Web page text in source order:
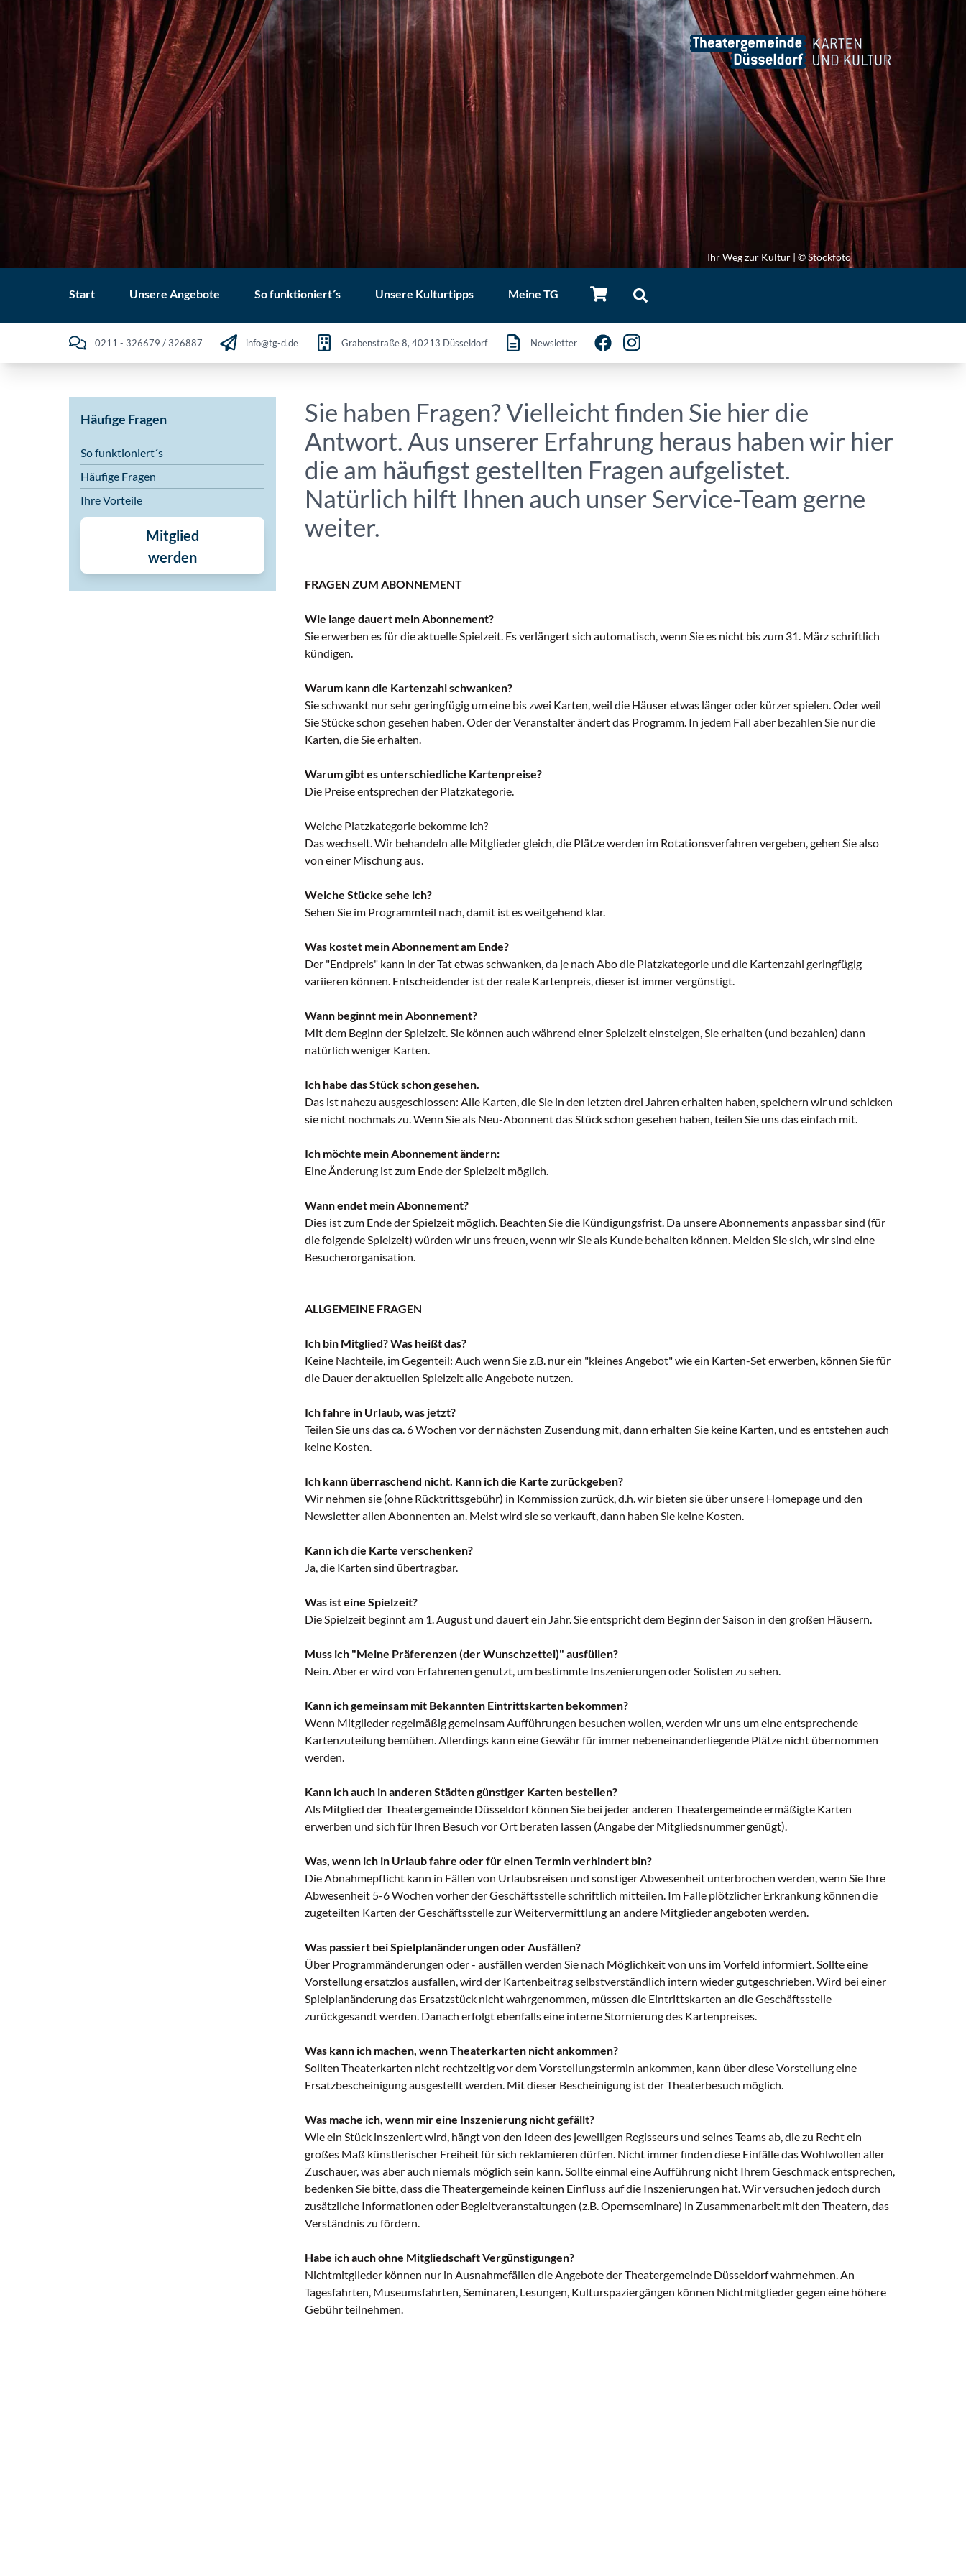
Ihr Weg zur Kultur | © Stockfoto
Start Unsere Angebote So funktioniert´s Unsere Kulturtipps Meine TG
0211 - 326679 / 326887 info@tg-d.de Grabenstraße 8, 40213 Düsseldorf Newsletter
Häufige Fragen
So funktioniert´s
Häufige Fragen
Ihre Vorteile
Mitglied
werden
Sie haben Fragen? Vielleicht finden Sie hier die
Antwort. Aus unserer Erfahrung heraus haben wir hier
die am häufigst gestellten Fragen aufgelistet.
Natürlich hilft Ihnen auch unser Service-Team gerne
weiter.
FRAGEN ZUM ABONNEMENT
Wie lange dauert mein Abonnement?
Sie erwerben es für die aktuelle Spielzeit. Es verlängert sich automatisch, wenn Sie es nicht bis zum 31. März schriftlich
kündigen.
Warum kann die Kartenzahl schwanken?
Sie schwankt nur sehr geringfügig um eine bis zwei Karten, weil die Häuser etwas länger oder kürzer spielen. Oder weil
Sie Stücke schon gesehen haben. Oder der Veranstalter ändert das Programm. In jedem Fall aber bezahlen Sie nur die
Karten, die Sie erhalten.
Warum gibt es unterschiedliche Kartenpreise?
Die Preise entsprechen der Platzkategorie.
Welche Platzkategorie bekomme ich?
Das wechselt. Wir behandeln alle Mitglieder gleich, die Plätze werden im Rotationsverfahren vergeben, gehen Sie also
von einer Mischung aus.
Welche Stücke sehe ich?
Sehen Sie im Programmteil nach, damit ist es weitgehend klar.
Was kostet mein Abonnement am Ende?
Der "Endpreis" kann in der Tat etwas schwanken, da je nach Abo die Platzkategorie und die Kartenzahl geringfügig
variieren können. Entscheidender ist der reale Kartenpreis, dieser ist immer vergünstigt.
Wann beginnt mein Abonnement?
Mit dem Beginn der Spielzeit. Sie können auch während einer Spielzeit einsteigen, Sie erhalten (und bezahlen) dann
natürlich weniger Karten.
Ich habe das Stück schon gesehen.
Das ist nahezu ausgeschlossen: Alle Karten, die Sie in den letzten drei Jahren erhalten haben, speichern wir und schicken
sie nicht nochmals zu. Wenn Sie als Neu-Abonnent das Stück schon gesehen haben, teilen Sie uns das einfach mit.
Ich möchte mein Abonnement ändern:
Eine Änderung ist zum Ende der Spielzeit möglich.
Wann endet mein Abonnement?
Dies ist zum Ende der Spielzeit möglich. Beachten Sie die Kündigungsfrist. Da unsere Abonnements anpassbar sind (für
die folgende Spielzeit) würden wir uns freuen, wenn wir Sie als Kunde behalten können. Melden Sie sich, wir sind eine
Besucherorganisation.
ALLGEMEINE FRAGEN
Ich bin Mitglied? Was heißt das?
Keine Nachteile, im Gegenteil: Auch wenn Sie z.B. nur ein "kleines Angebot" wie ein Karten-Set erwerben, können Sie für
die Dauer der aktuellen Spielzeit alle Angebote nutzen.
Ich fahre in Urlaub, was jetzt?
Teilen Sie uns das ca. 6 Wochen vor der nächsten Zusendung mit, dann erhalten Sie keine Karten, und es entstehen auch
keine Kosten.
Ich kann überraschend nicht. Kann ich die Karte zurückgeben?
Wir nehmen sie (ohne Rücktrittsgebühr) in Kommission zurück, d.h. wir bieten sie über unsere Homepage und den
Newsletter allen Abonnenten an. Meist wird sie so verkauft, dann haben Sie keine Kosten.
Kann ich die Karte verschenken?
Ja, die Karten sind übertragbar.
Was ist eine Spielzeit?
Die Spielzeit beginnt am 1. August und dauert ein Jahr. Sie entspricht dem Beginn der Saison in den großen Häusern.
Muss ich "Meine Präferenzen (der Wunschzettel)" ausfüllen?
Nein. Aber er wird von Erfahrenen genutzt, um bestimmte Inszenierungen oder Solisten zu sehen.
Kann ich gemeinsam mit Bekannten Eintrittskarten bekommen?
Wenn Mitglieder regelmäßig gemeinsam Aufführungen besuchen wollen, werden wir uns um eine entsprechende
Kartenzuteilung bemühen. Allerdings kann eine Gewähr für immer nebeneinanderliegende Plätze nicht übernommen
werden.
Kann ich auch in anderen Städten günstiger Karten bestellen?
Als Mitglied der Theatergemeinde Düsseldorf können Sie bei jeder anderen Theatergemeinde ermäßigte Karten
erwerben und sich für Ihren Besuch vor Ort beraten lassen (Angabe der Mitgliedsnummer genügt).
Was, wenn ich in Urlaub fahre oder für einen Termin verhindert bin?
Die Abnahmepflicht kann in Fällen von Urlaubsreisen und sonstiger Abwesenheit unterbrochen werden, wenn Sie Ihre
Abwesenheit 5-6 Wochen vorher der Geschäftsstelle schriftlich mitteilen. Im Falle plötzlicher Erkrankung können die
zugeteilten Karten der Geschäftsstelle zur Weitervermittlung an andere Mitglieder angeboten werden.
Was passiert bei Spielplanänderungen oder Ausfällen?
Über Programmänderungen oder - ausfällen werden Sie nach Möglichkeit von uns im Vorfeld informiert. Sollte eine
Vorstellung ersatzlos ausfallen, wird der Kartenbeitrag selbstverständlich intern wieder gutgeschrieben. Wird bei einer
Spielplanänderung das Ersatzstück nicht wahrgenommen, müssen die Eintrittskarten an die Geschäftsstelle
zurückgesandt werden. Danach erfolgt ebenfalls eine interne Stornierung des Kartenpreises.
Was kann ich machen, wenn Theaterkarten nicht ankommen?
Sollten Theaterkarten nicht rechtzeitig vor dem Vorstellungstermin ankommen, kann über diese Vorstellung eine
Ersatzbescheinigung ausgestellt werden. Mit dieser Bescheinigung ist der Theaterbesuch möglich.
Was mache ich, wenn mir eine Inszenierung nicht gefällt?
Wie ein Stück inszeniert wird, hängt von den Ideen des jeweiligen Regisseurs und seines Teams ab, die zu Recht ein
großes Maß künstlerischer Freiheit für sich reklamieren dürfen. Nicht immer finden diese Einfälle das Wohlwollen aller
Zuschauer, was aber auch niemals möglich sein kann. Sollte einmal eine Aufführung nicht Ihrem Geschmack entsprechen,
bedenken Sie bitte, dass die Theatergemeinde keinen Einfluss auf die Inszenierungen hat. Wir versuchen jedoch durch
zusätzliche Informationen oder Begleitveranstaltungen (z.B. Opernseminare) in Zusammenarbeit mit den Theatern, das
Verständnis zu fördern.
Habe ich auch ohne Mitgliedschaft Vergünstigungen?
Nichtmitglieder können nur in Ausnahmefällen die Angebote der Theatergemeinde Düsseldorf wahrnehmen. An
Tagesfahrten, Museumsfahrten, Seminaren, Lesungen, Kulturspaziergängen können Nichtmitglieder gegen eine höhere
Gebühr teilnehmen.